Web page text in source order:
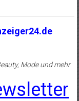
Mode und mehr